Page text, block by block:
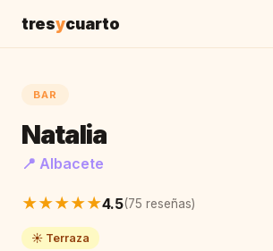
tresycuarto
BAR
Natalia
📍 Albacete
★★★★★4.5(75 reseñas)
☀️ Terraza